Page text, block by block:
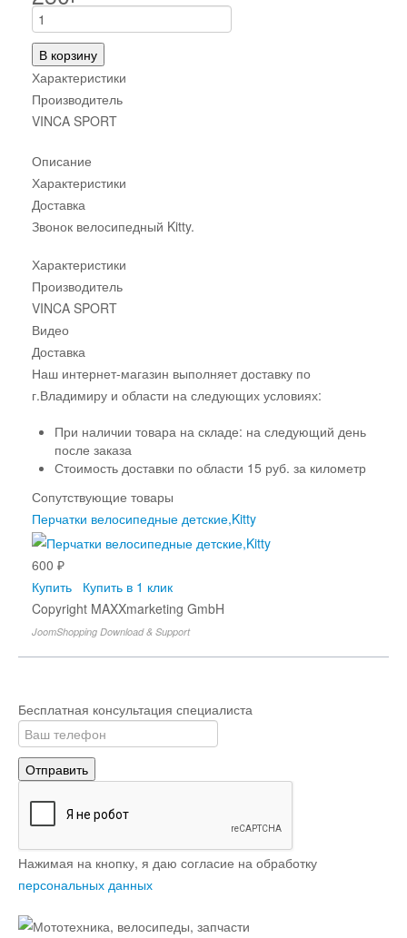
В корзину
Характеристики
Производитель
VINCA SPORT
Описание
Характеристики
Доставка
Звонок велосипедный Kitty.
Характеристики
Производитель
VINCA SPORT
Видео
Доставка
Наш интернет-магазин выполняет доставку по
г.Владимиру и области на следующих условиях:
При наличии товара на складе: на следующий день
после заказа
Стоимость доставки по области 15 руб. за километр
Сопутствующие товары
Перчатки велосипедные детские,Kitty
600 ₽
Купить
Купить в 1 клик
Copyright MAXXmarketing GmbH
JoomShopping Download & Support
Бесплатная консультация специалиста
Отправить
Нажимая на кнопку, я даю согласие на обработку
персональных данных